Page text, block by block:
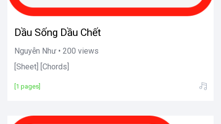
Dầu Sống Dầu Chết
Nguyễn Như • 200 views
[Sheet] [Chords]
[1 pages]